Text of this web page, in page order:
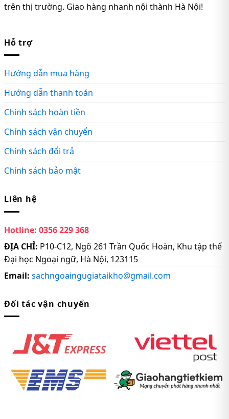
trên thị trường. Giao hàng nhanh nội thành Hà Nội!
Hỗ trợ
Hướng dẫn mua hàng
Hướng dẫn thanh toán
Chính sách hoàn tiền
Chính sách vận chuyển
Chính sách đổi trả
Chính sách bảo mật
Liên hệ
Hotline: 0356 229 368
ĐỊA CHỈ: P10-C12, Ngõ 261 Trần Quốc Hoàn, Khu tập thể
Đại học Ngoại ngữ, Hà Nội, 123115
Email: sachngoaingugiataikho@gmail.com
Đối tác vận chuyển